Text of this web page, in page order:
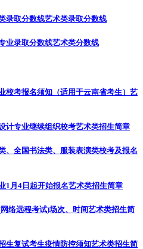
录取分数线艺术类录取分数线
业录取分数线艺术类分数线
考报名须知（适用于云南省考生） 艺
计专业继续组织校考艺术类招生简章
、全国书法类、服装表演类校考及报名
1月4日起开始报名艺术类招生简章
络远程考试)场次、时间艺术类招生简
生复试考生疫情防控须知艺术类招生简